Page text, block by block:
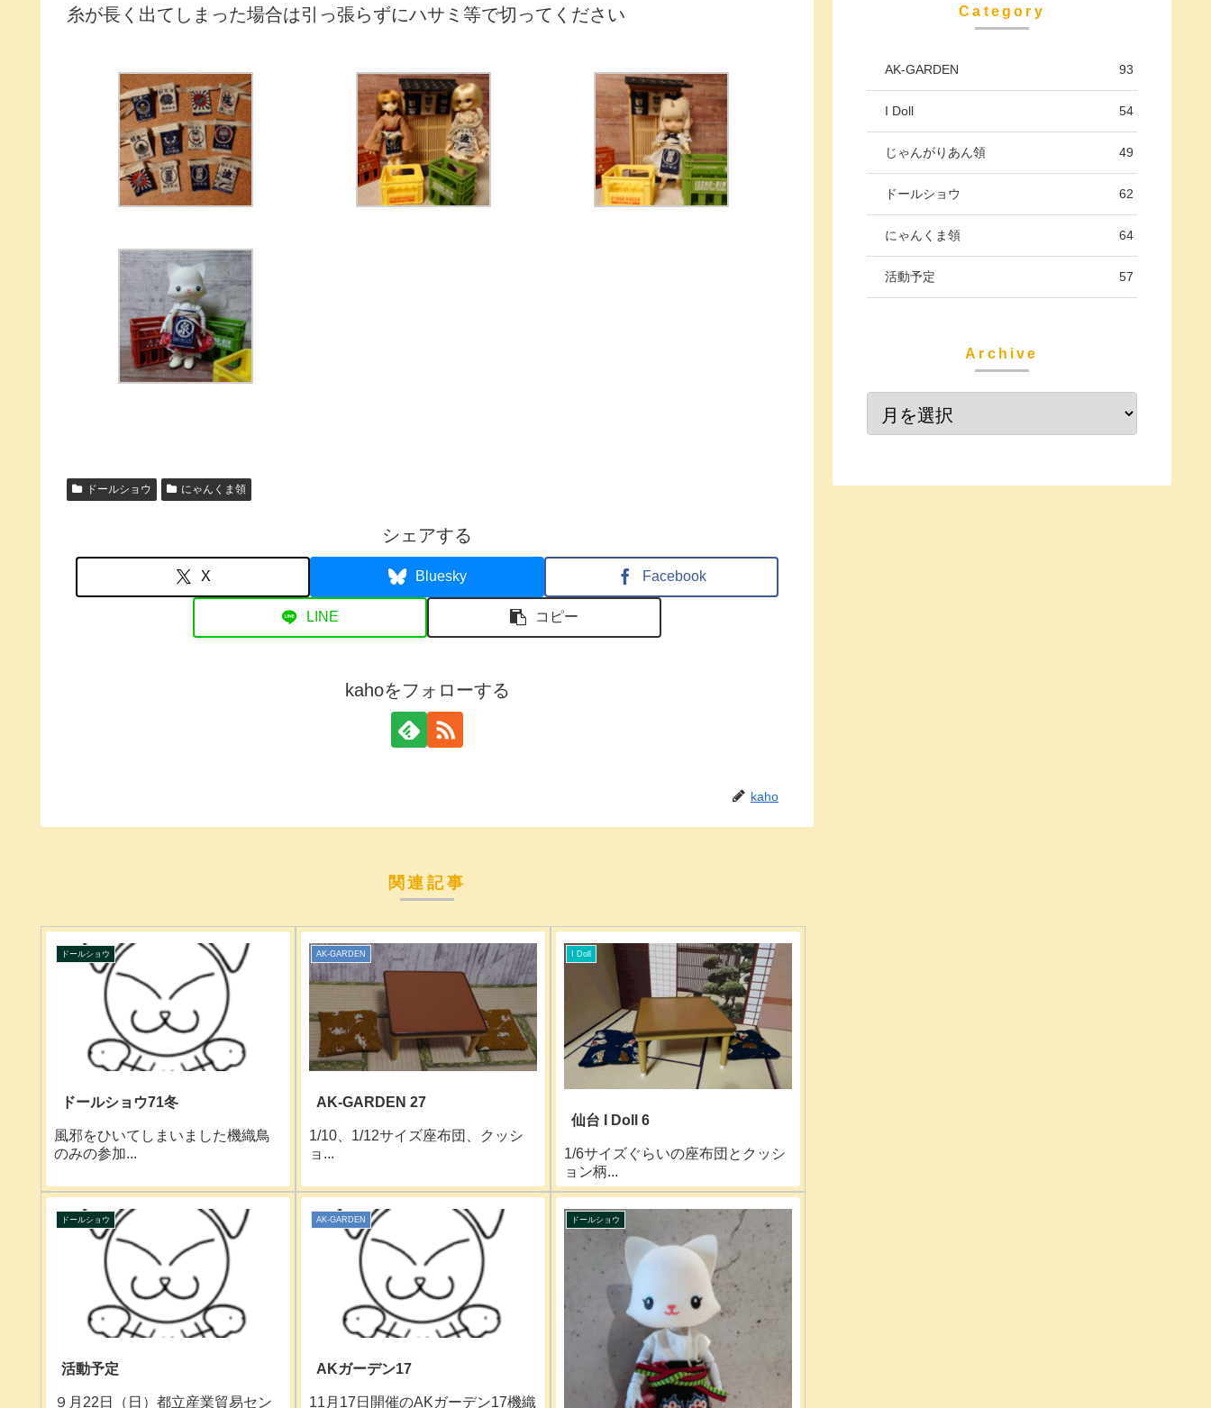
糸が長く出てしまった場合は引っ張らずにハサミ等で切ってください
ドールショウ にゃんくま領
シェアする
X Bluesky Facebook
LINE コピー
kahoをフォローする
kaho
関連記事
ドールショウ
ドールショウ71冬
風邪をひいてしまいました機織鳥
のみの参加...
AK-GARDEN
AK-GARDEN 27
1/10、1/12サイズ座布団、クッシ
ョ...
I Doll
仙台 I Doll 6
1/6サイズぐらいの座布団とクッシ
ョン柄...
ドールショウ
活動予定
９月22日（日）都立産業貿易セン
AK-GARDEN
AKガーデン17
11月17日開催のAKガーデン17機織
ドールショウ
Category
AK-GARDEN 93
I Doll 54
じゃんがりあん領 49
ドールショウ 62
にゃんくま領 64
活動予定 57
Archive